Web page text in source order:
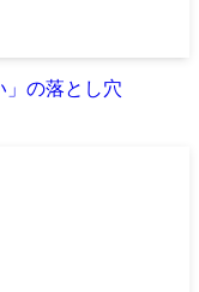
」の落とし穴